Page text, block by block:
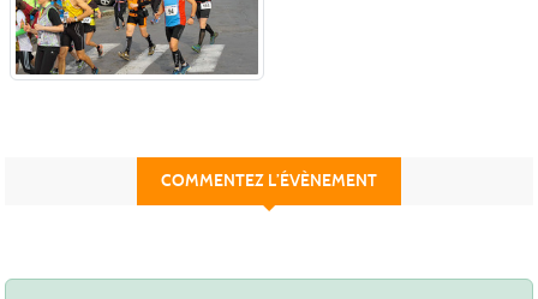
COMMENTEZ L’ÉVÈNEMENT